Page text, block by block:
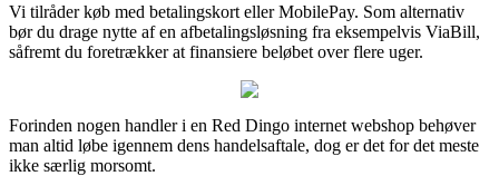
Vi tilråder køb med betalingskort eller MobilePay. Som alternativ
bør du drage nytte af en afbetalingsløsning fra eksempelvis ViaBill,
såfremt du foretrækker at finansiere beløbet over flere uger.
Forinden nogen handler i en Red Dingo internet webshop behøver
man altid løbe igennem dens handelsaftale, dog er det for det meste
ikke særlig morsomt.